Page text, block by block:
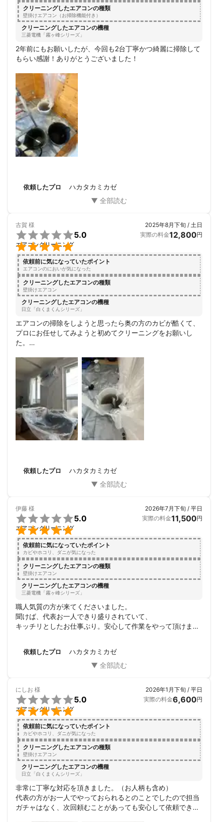
＜補償について＞
製造から９年以上経過しているエアコンは、メーカーが部品の製
造を終了していることが多く、補償の対象外となります。
＜おことわり＞
・大幅に常識に欠ける対応のお客さま。
・作業に協力、理解をして頂けないお客さま。
・日本語が通用しないお客さま。
・無断で人物、道具、機材、車両、作業風景などの写真、動画の
撮影および録音する行為、またインターネット上へアップロード
する行為。
・エアコンクリーニングとは、匂いや汚れを完全に落とし切るこ
とを補償するものではありません。匂い等に関する再施工はお断
りしています。臭いがどうしても気になるお客さま、エアコンメ
＜カスタマーハラスメントについて＞
当店が幅広く依頼者さまへ公平なサービスを提供させていただく
にあたり、社会通念上相当な範囲を超える行為を行うことはご遠
慮ください。これらの行為があったと当店が判断した際、サービ
ス対応をお断りさせていただきます。また、当店が悪質と判断し
た際には、警察ならびに弁護士等に連絡のうえ、適切な対処をと
らせていただきます。
・威迫・脅迫・威嚇行為。
・プライバシーの侵害行為。
・当店の定める補償対象では無い対応要求など。
・SNSやインターネット上での誹謗中傷。
・事業者および技術者を侮辱する発言および行為。
これまでの実績
おかげ様でたくさんのお客さまにリピートでのご注文やご家族、
お知り合いをご紹介いただいており、年間で１，５００台以上の
施工実績がございます。
アピールポイント
「丁寧に、ていねいに、キレイに。」
懇切丁寧な作業と接客で安心のサービスを提供します。
【エアコン診断書の作成および発行】
作業前と作業後にエアコンが適正に動作しているかチェックを行
い、当店オリジナルの診断書を作成します。診断書はお客さまに
１部お渡しし、当店にて電子化のうえデータを保管させていただ
エアコンの汚れ具合やお客さまの生活環境に応じて適切な洗剤を
使用します。ペットや小さなお子さまにも配慮した細やかなサー
【安心の明朗会計☆追加料金一切なし】
対応エリアすべて出張費、交通費はかかりません。コインパーキ
ングの料金も当店にて負担いたします。汚れ具合による追加料金
などはいただきませんので安心してご利用ください。
クリーニングしたエアコンの種類
壁掛けエアコン（お掃除機能付き）
クリーニングしたエアコンの機種
三菱電機「霧ヶ峰シリーズ」
2年前にもお願いしたが、今回も2台丁寧かつ綺麗に掃除して
もらい感謝！ありがとうございました！
依頼したプロ ハカタカミカゼ
古賀 様


5.0
エアコンクリーニング
2025年8月下旬 / 土日
実際の料金12,800円
依頼前に気になっていたポイント
エアコンのにおいが気になった
クリーニングしたエアコンの種類
壁掛けエアコン
クリーニングしたエアコンの機種
日立「白くまくんシリーズ」
エアコンの掃除をしようと思ったら奥の方のカビが酷くて、
プロにお任せしてみようと初めてクリーニングをお願いし
た。
なり大満足です。
またお願いしたいと思う。
ありがとうございました。
依頼したプロ ハカタカミカゼ
伊藤 様


5.0
エアコンクリーニング
2026年7月下旬 / 平日
実際の料金11,500円
依頼前に気になっていたポイント
カビやホコリ、ダニが気になった
クリーニングしたエアコンの種類
壁掛けエアコン
クリーニングしたエアコンの機種
三菱電機「霧ヶ峰シリーズ」
職人気質の方が来てくださいました。
聞けば、代表お一人できり盛りされていて、
キッチリとしたお仕事ぶり。安心して作業をやって頂けまし
室外機掃除を初めてプラス。大正解！オプションでホース洗
浄も気になり急遽追加。こちらも大正解！ホース中のスライ
です。本当にありがとうございました！
ゴキ侵入防ぎキャップも是非！安いです
依頼したプロ ハカタカミカゼ
にしお 様


5.0
エアコンクリーニング
2026年1月下旬 / 平日
実際の料金6,600円
依頼前に気になっていたポイント
カビやホコリ、ダニが気になった
クリーニングしたエアコンの種類
壁掛けエアコン
クリーニングしたエアコンの機種
日立「白くまくんシリーズ」
非常に丁寧な対応を頂きました。（お人柄も含め）
代表の方がお一人でやっておられるとのことでしたので担当
ガチャはなく、次回頼むことがあっても安心して依頼できそ